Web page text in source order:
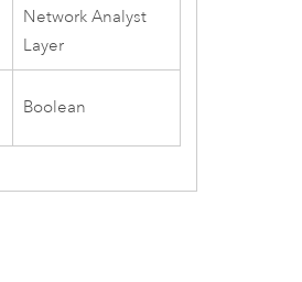
Network Analyst
Layer
Boolean